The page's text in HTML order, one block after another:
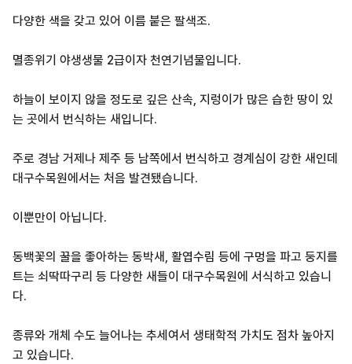
다양한 색을 갖고 있어 이름 붙은 팔색조.
멸종위기 야생생물 2급이자 천연기념물입니다.
하늘이 보이지 않을 정도로 깊은 산속, 지렁이가 많은 습한 땅이 있
는 곳에서 번식하는 새입니다.
주로 경남 거제나 제주 등 남쪽에서 번식하고 경계심이 강한 새인데
대구수목원에서는 처음 발견됐습니다.
이뿐만이 아닙니다.
동백꽃의 꿀을 좋아하는 동박새, 활엽수림 등에 구멍을 파고 둥지를
트는 쇠딱따구리 등 다양한 새들이 대구수목원에 서식하고 있습니
다.
종류와 개체 수도 늘어나는 추세여서 생태학적 가치도 점차 높아지
고 있습니다.